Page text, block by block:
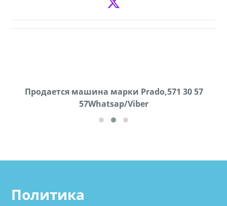
Продается машина марки Prado,571 30 57
57Whatsap/Viber
Продаются грабли под лощадь ,+995 551 08 62
72
Политика